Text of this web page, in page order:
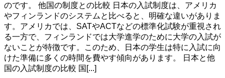
のです。 他国の制度との比較 日本の入試制度は、アメリカ
やフィンランドのシステムと比べると、明確な違いがありま
す。アメリカでは、SATやACTなどの標準化試験が重視され
る一方で、フィンランドでは大学進学のために大学の入試が
ないことが特徴です。このため、日本の学生は特に入試に向
けた準備に多くの時間を費やす傾向があります。 日本と他
国の入試制度の比較 国[...]